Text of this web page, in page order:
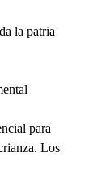
la patria
para
Los